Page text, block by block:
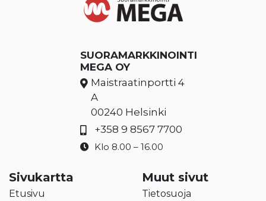
SUORAMARKKINOINTI
MEGA OY
Maistraatinportti 4
A
00240 Helsinki
+358 9 8567 7700
Klo 8.00 – 16.00
Sivukartta
Etusivu
Muut sivut
Tietosuoja